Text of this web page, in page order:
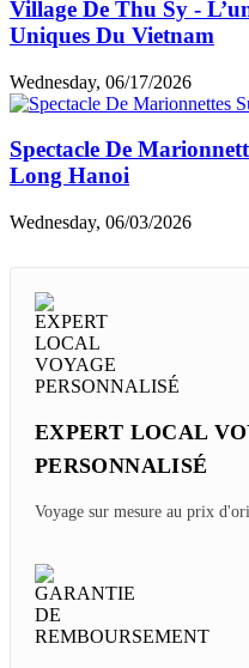
Village De Thu Sy -
Uniques Du Vietnam
Wednesday, 06/17/2026
Spectacle De
Long Hanoi
Wednesday, 06/03/2026
EXPERT LOCAL
PERSONNALISÉ
Voyage sur mesure au prix